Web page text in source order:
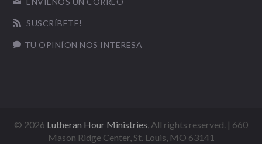
 SUSCRÍBETE!
 TU OPINÍON NOS INTERESA
© 2026 Lutheran Hour Ministries, All rights reserved. | 660
Mason Ridge Center, St. Louis, MO 63141